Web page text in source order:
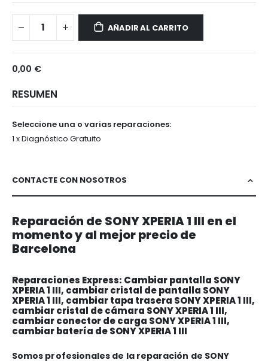
AÑADIR AL CARRITO
0,00 €
RESUMEN
Seleccione una o varias reparaciones:
1 x Diagnóstico Gratuito
CONTACTE CON NOSOTROS
Reparación de SONY XPERIA 1 III en el
momento y al mejor precio de
Barcelona
Reparaciones Express: Cambiar pantalla SONY
XPERIA 1 III, cambiar cristal de pantalla SONY
XPERIA 1 III, cambiar tapa trasera SONY XPERIA 1 III,
cambiar cristal de cámara SONY XPERIA 1 III,
cambiar conector de carga SONY XPERIA 1 III,
cambiar batería de SONY XPERIA 1 III
Somos profesionales de la reparación de SONY